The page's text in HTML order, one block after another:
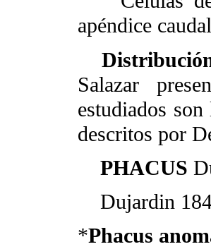
apéndice
Salazar
estudiados
descritos por
PHACUS
Dujardin
*Phacus